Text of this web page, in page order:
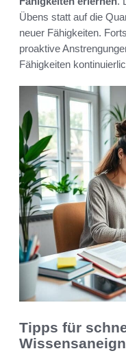
Übens statt auf die
neuer Fähigkeiten.
proaktive
Fähigkeiten
Tipps für